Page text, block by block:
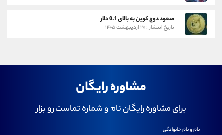
صعود دوج کوین به بالای 0.1 دلار
تاریخ انتشار : ۲۰ اردیبهشت ۱۴۰۵
مشاوره رایگان
برای مشاوره رایگان نام و شماره تماست رو بزار
نام و نام خانوادگی